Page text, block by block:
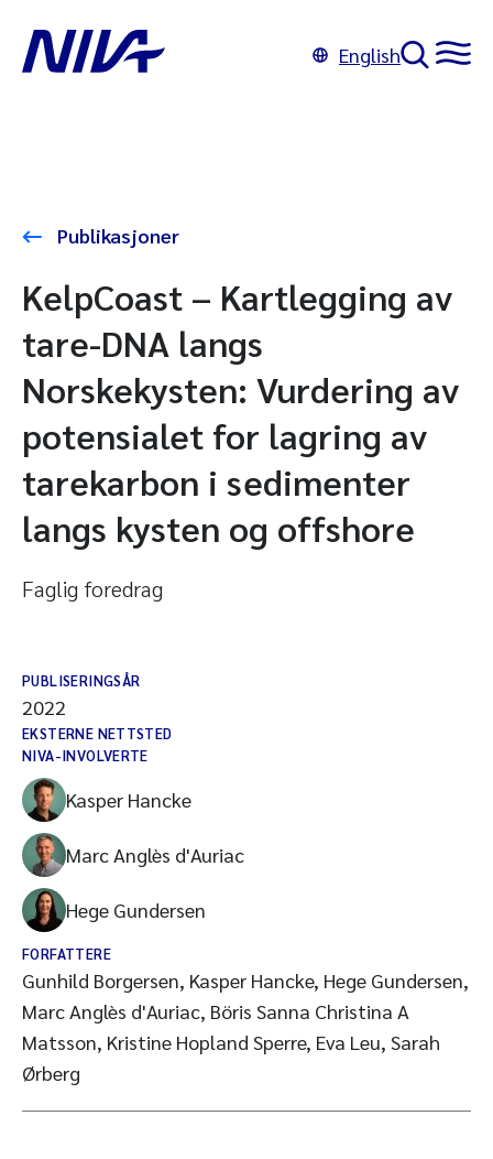
English
Publikasjoner
KelpCoast – Kartlegging av
tare-DNA langs
Norskekysten: Vurdering av
potensialet for lagring av
tarekarbon i sedimenter
langs kysten og offshore
Faglig foredrag
PUBLISERINGSÅR
2022
EKSTERNE NETTSTED
NIVA-INVOLVERTE
Kasper Hancke
Marc Anglès d'Auriac
Hege Gundersen
FORFATTERE
Gunhild Borgersen, Kasper Hancke, Hege Gundersen,
Marc Anglès d'Auriac, Böris Sanna Christina A
Matsson, Kristine Hopland Sperre, Eva Leu, Sarah
Ørberg